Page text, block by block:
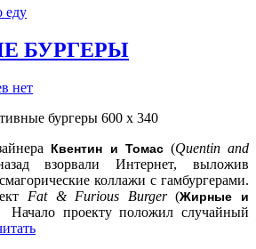
еду
БУРГЕРЫ
нет
Квентин и Томас(Quentin and
взорвали Интернет, выложив
коллажи с гамбургерами.
Fat & Furious Burger(Жирные и
проекту положил случайный